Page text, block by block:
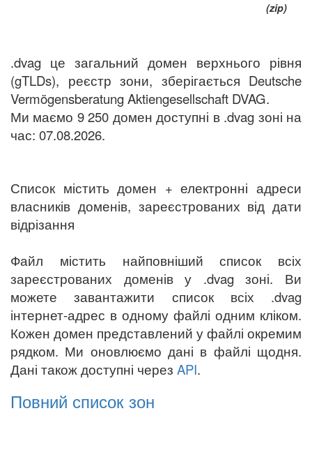
(zip)
.dvag це загальний домен верхнього рівня
(gTLDs), реєстр зони, зберігається Deutsche
Vermögensberatung Aktiengesellschaft DVAG.
Ми маємо 9 250 домен доступні в .dvag зоні на
час: 07.08.2026.
Список містить домен + електронні адреси
власників доменів, зареєстрованих від дати
відрізання
Файл містить найповніший список всіх
зареєстрованих доменів у .dvag зоні. Ви
можете завантажити список всіх .dvag
інтернет-адрес в одному файлі одним кліком.
Кожен домен представлений у файлі окремим
рядком. Ми оновлюємо дані в файлі щодня.
Дані також доступні через API.
Повний список зон